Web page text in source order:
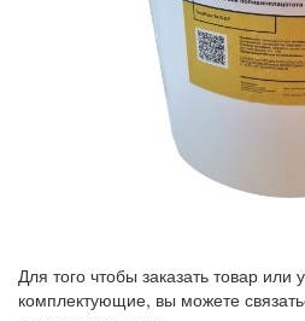
Для того чтобы заказать товар или
комплектующие, вы можете